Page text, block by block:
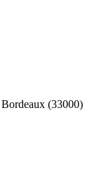
Bordeaux (33000)